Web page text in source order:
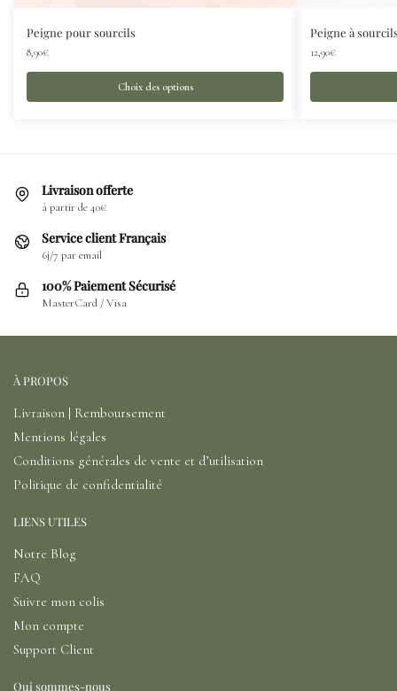
Peigne pour sourcils
8,90€
Choix des options
Peigne à
12,90€
Livraison offerte
à partir de 40€
Service client Français
6j/7 par email
100% Paiement Sécurisé
MasterCard / Visa
À PROPOS
Livraison | Remboursement
Mentions légales
Conditions générales de vente et d’utilisation
Politique de confidentialité
LIENS UTILES
Notre Blog
FAQ
Suivre mon colis
Mon compte
Support Client
Qui sommes-nous